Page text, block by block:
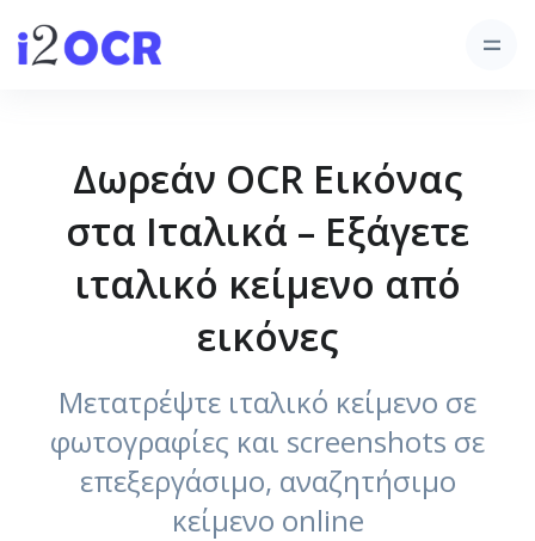
Δωρεάν OCR Εικόνας
στα Ιταλικά – Εξάγετε
ιταλικό κείμενο από
εικόνες
Μετατρέψτε ιταλικό κείμενο σε
φωτογραφίες και screenshots σε
επεξεργάσιμο, αναζητήσιμο
κείμενο online